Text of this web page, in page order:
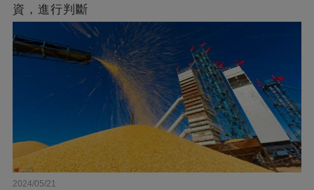
資，進行判斷
2024/05/21